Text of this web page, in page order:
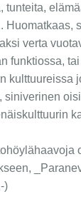
Tekoälyllähän
Ja kiinnostaako
ei
tunteita,
Huomatkaas,
verta
funktiossa,
kulttuureissa
siniverinen
)